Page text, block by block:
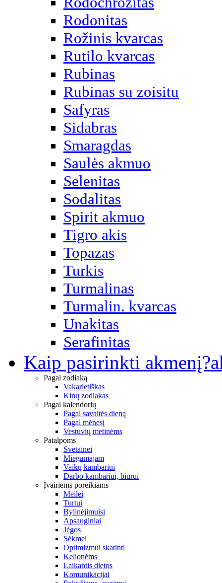
Rodonitas
Rožinis kvarcas
Rutilo kvarcas
Rubinas
Rubinas su zoisitu
Safyras
Sidabras
Smaragdas
Saulės akmuo
Selenitas
Sodalitas
Spirit akmuo
Tigro akis
Topazas
Turkis
Turmalinas
Turmalin. kvarcas
Unakitas
Serafinitas
Kaip pasirinkti akmenį?
Pagal zodiaką
Vakarietiškas
Kinų zodiakas
Pagal kalendorių
Pagal savaitės dieną
Pagal mėnesį
Vestuvių metinėms
Patalpoms
Svetainei
Miegamajam
Vaikų kambariui
Darbo kambariui, biurui
Įvairiems poreikiams
Meilei
Turtui
Bylinėjimuisi
Apsauginiai
Jėgos
Sėkmei
Optimizmui skatinti
Kelionėms
Laikantis dietos
Komunikacijai